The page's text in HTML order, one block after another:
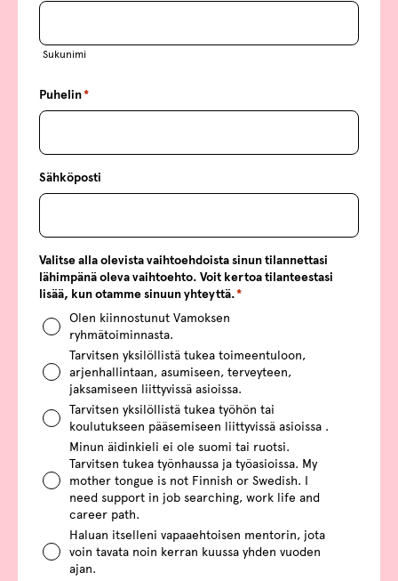
Sukunimi
Puhelin*
Sähköposti
Valitse alla olevista vaihtoehdoista sinun tilannettasi
lähimpänä oleva vaihtoehto. Voit kertoa tilanteestasi
lisää, kun otamme sinuun yhteyttä.*
Olen kiinnostunut Vamoksen
ryhmätoiminnasta.
Tarvitsen yksilöllistä tukea toimeentuloon,
arjenhallintaan, asumiseen, terveyteen,
jaksamiseen liittyvissä asioissa.
Tarvitsen yksilöllistä tukea työhön tai
koulutukseen pääsemiseen liittyvissä asioissa .
Minun äidinkieli ei ole suomi tai ruotsi.
Tarvitsen tukea työnhaussa ja työasioissa. My
mother tongue is not Finnish or Swedish. I
need support in job searching, work life and
career path.
Haluan itselleni vapaaehtoisen mentorin, jota
voin tavata noin kerran kuussa yhden vuoden
ajan.